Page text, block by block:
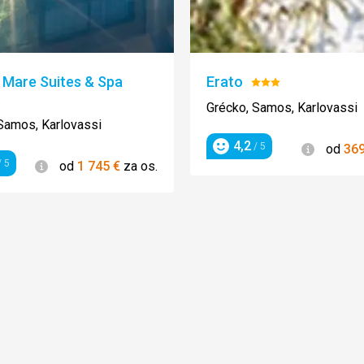
Suites & Spa
Karlovassi
5 Informácie
od 1 745 € za os.
Erato Hodnotenie:
3/5
Grécko, Samos, Karlovassi
Hodnotenie
4,2 / 5 od